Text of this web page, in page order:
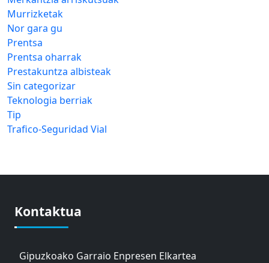
Murrizketak
Nor gara gu
Prentsa
Prentsa oharrak
Prestakuntza albisteak
Sin categorizar
Teknologia berriak
Tip
Trafico-Seguridad Vial
Kontaktua
Gipuzkoako Garraio Enpresen Elkartea